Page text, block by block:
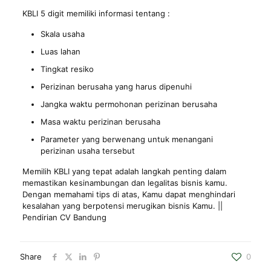
KBLI 5 digit memiliki informasi tentang :
Skala usaha
Luas lahan
Tingkat resiko
Perizinan berusaha yang harus dipenuhi
Jangka waktu permohonan perizinan berusaha
Masa waktu perizinan berusaha
Parameter yang berwenang untuk menangani
perizinan usaha tersebut
Memilih KBLI yang tepat adalah langkah penting dalam
memastikan kesinambungan dan legalitas bisnis kamu.
Dengan memahami tips di atas, Kamu dapat menghindari
kesalahan yang berpotensi merugikan bisnis Kamu. ||
Pendirian CV Bandung
Share 0